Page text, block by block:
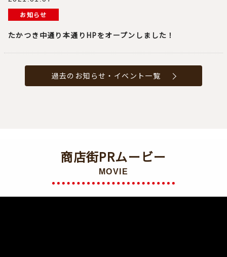
お知らせ
たかつき中通り本通りHPをオープンしました！
過去のお知らせ・イベント一覧
商店街PRムービー
MOVIE